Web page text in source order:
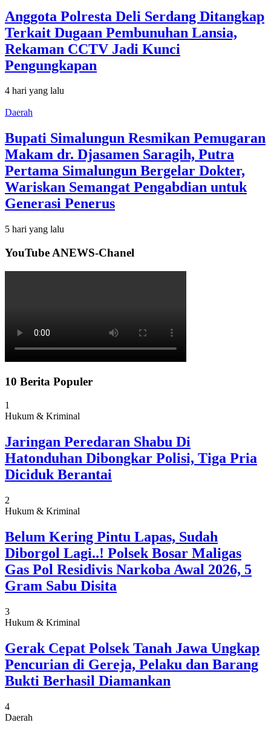
Anggota Polresta Deli Serdang Ditangkap
Terkait Dugaan Pembunuhan Lansia,
Rekaman CCTV Jadi Kunci
Pengungkapan
4 hari yang lalu
Daerah
Bupati Simalungun Resmikan Pemugaran
Makam dr. Djasamen Saragih, Putra
Pertama Simalungun Bergelar Dokter,
Wariskan Semangat Pengabdian untuk
Generasi Penerus
5 hari yang lalu
YouTube ANEWS-Chanel
10 Berita Populer
1
Hukum & Kriminal
Jaringan Peredaran Shabu Di
Hatonduhan Dibongkar Polisi, Tiga Pria
Diciduk Berantai
2
Hukum & Kriminal
Belum Kering Pintu Lapas, Sudah
Diborgol Lagi..! Polsek Bosar Maligas
Gas Pol Residivis Narkoba Awal 2026, 5
Gram Sabu Disita
3
Hukum & Kriminal
Gerak Cepat Polsek Tanah Jawa Ungkap
Pencurian di Gereja, Pelaku dan Barang
Bukti Berhasil Diamankan
4
Daerah